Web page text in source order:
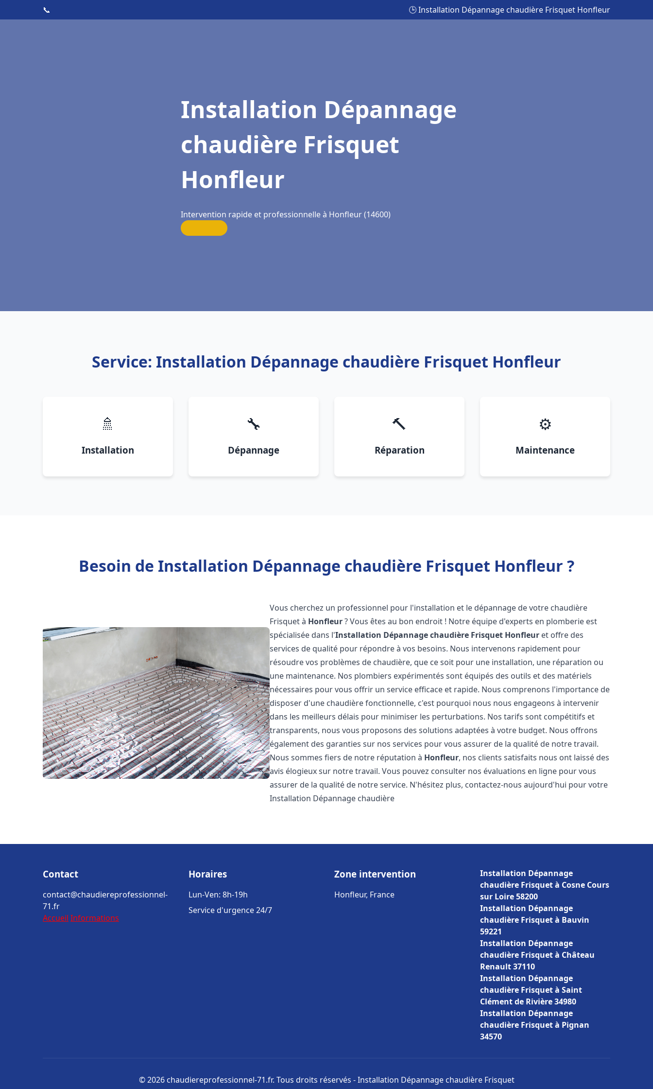
📞 🕒 Installation Dépannage chaudière Frisquet Honfleur
Installation Dépannage
chaudière Frisquet
Honfleur
Intervention rapide et professionnelle à Honfleur (14600)
Service: Installation Dépannage chaudière Frisquet Honfleur
🚿
Installation
🔧
Dépannage
🔨
Réparation
⚙️
Maintenance
Besoin de Installation Dépannage chaudière Frisquet Honfleur ?
Vous cherchez un professionnel pour l'installation et le dépannage de votre chaudière
Frisquet à Honfleur? Vous êtes au bon endroit ! Notre équipe d'experts en plomberie est
spécialisée dans l'Installation Dépannage chaudière Frisquet Honfleur et offre des
services de qualité pour répondre à vos besoins. Nous intervenons rapidement pour
résoudre vos problèmes de chaudière, que ce soit pour une installation, une réparation ou
une maintenance. Nos plombiers expérimentés sont équipés des outils et des matériels
nécessaires pour vous offrir un service efficace et rapide. Nous comprenons l'importance de
disposer d'une chaudière fonctionnelle, c'est pourquoi nous nous engageons à intervenir
dans les meilleurs délais pour minimiser les perturbations. Nos tarifs sont compétitifs et
transparents, nous vous proposons des solutions adaptées à votre budget. Nous offrons
également des garanties sur nos services pour vous assurer de la qualité de notre travail.
Nous sommes fiers de notre réputation à Honfleur, nos clients satisfaits nous ont laissé des
avis élogieux sur notre travail. Vous pouvez consulter nos évaluations en ligne pour vous
assurer de la qualité de notre service. N'hésitez plus, contactez-nous aujourd'hui pour votre
Installation Dépannage chaudière
Contact
contact@chaudiereprofessionnel-
71.fr
Accueil Informations
Horaires
Lun-Ven: 8h-19h
Service d'urgence 24/7
Zone intervention
Honfleur, France
Installation Dépannage
chaudière Frisquet à Cosne Cours
sur Loire 58200
Installation Dépannage
chaudière Frisquet à Bauvin
59221
Installation Dépannage
chaudière Frisquet à Château
Renault 37110
Installation Dépannage
chaudière Frisquet à Saint
Clément de Rivière 34980
Installation Dépannage
chaudière Frisquet à Pignan
34570
© 2026 chaudiereprofessionnel-71.fr. Tous droits réservés - Installation Dépannage chaudière Frisquet